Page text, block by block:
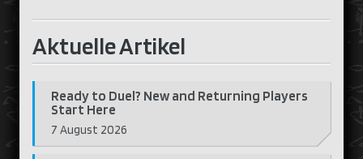
Aktuelle Artikel
Ready to Duel? New and Returning Players
Start Here
7 August 2026